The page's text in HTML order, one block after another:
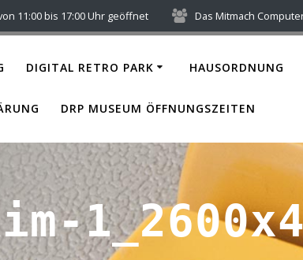
11:00 bis 17:00 Uhr geöffnet Das Mitmach
DIGITAL RETRO PARK HAUSORDNUNG
DRP MUSEUM ÖFFNUNGSZEITEN